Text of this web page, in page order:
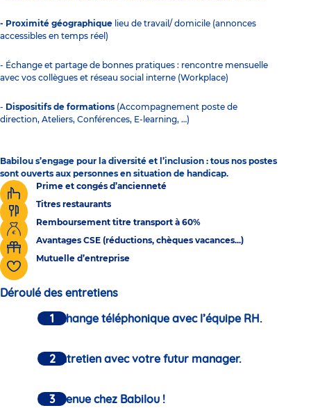
- Proximité géographique lieu de travail/ domicile (annonces
accessibles en temps réel)
- Échange et partage de bonnes pratiques : rencontre mensuelle
avec vos collègues et réseau social interne (Workplace)
- Dispositifs de formations (Accompagnement poste de
direction, Ateliers, Conférences, E-learning, …)
Babilou s’engage pour la diversité et l’inclusion : tous nos postes
sont ouverts aux personnes en situation de handicap.
Prime et congés d’ancienneté
Titres restaurants
Remboursement titre transport à 60%
Avantages CSE (réductions, chèques vacances...)
Mutuelle d’entreprise
Déroulé des entretiens
Un échange téléphonique avec l’équipe RH.
Un entretien avec votre futur manager.
Bienvenue chez Babilou !